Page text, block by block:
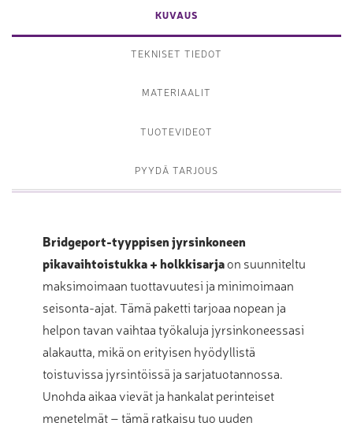
KUVAUS
TEKNISET TIEDOT
MATERIAALIT
TUOTEVIDEOT
PYYDÄ TARJOUS
Bridgeport-tyyppisen jyrsinkoneen
pikavaihtoistukka + holkkisarjaon suunniteltu
maksimoimaan tuottavuutesi ja minimoimaan
seisonta-ajat. Tämä paketti tarjoaa nopean ja
helpon tavan vaihtaa työkaluja jyrsinkoneessasi
alakautta, mikä on erityisen hyödyllistä
toistuvissa jyrsintöissä ja sarjatuotannossa.
Unohda aikaa vievät ja hankalat perinteiset
menetelmät – tämä ratkaisu tuo uuden